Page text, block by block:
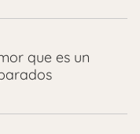
que es un